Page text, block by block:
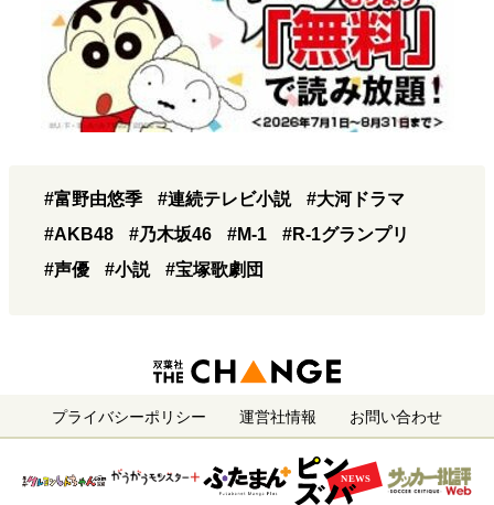
#富野由悠季 #連続テレビ小説
#大河ドラマ
#AKB48
#乃木坂46 #M-1
#R-1グランプリ
#声優
#小説 #宝塚歌劇団
プライバシーポリシー 運営社情報 お問い合わせ